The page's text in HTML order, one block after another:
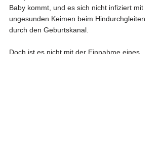
Baby kommt, und es sich nicht infiziert mit
ungesunden Keimen beim Hindurchgleiten
durch den Geburtskanal.
Doch ist es nicht mit der Einnahme eines